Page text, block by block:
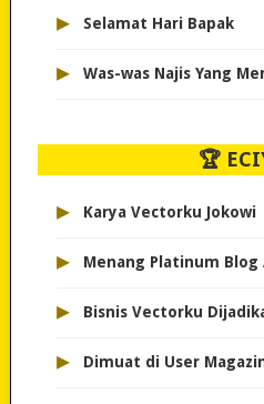
▸ Selamat Hari Bapak
▸ Was-was Najis Yang
🏆
▸ Karya Vectorku Jokowi
▸ Menang Platinum
▸ Bisnis Vectorku
▸ Dimuat di User